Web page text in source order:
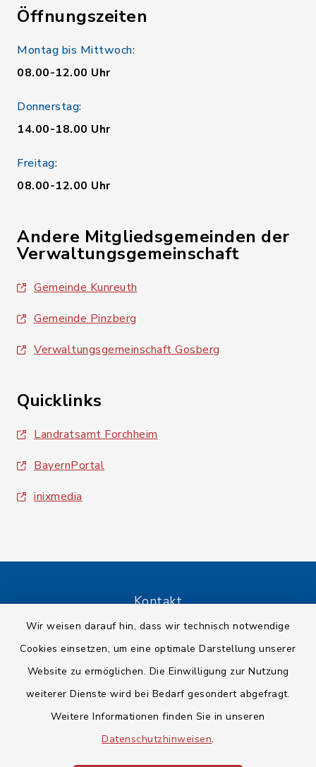
Wir weisen darauf hin, dass wir technisch notwendige
Cookies einsetzen, um eine optimale Darstellung unserer
Website zu ermöglichen. Die Einwilligung zur Nutzung
weiterer Dienste wird bei Bedarf gesondert abgefragt.
Weitere Informationen finden Sie in unseren
Datenschutzhinweisen.
Öffnungszeiten
Montag bis Mittwoch:
08.00-12.00 Uhr
Donnerstag:
14.00-18.00 Uhr
Freitag:
08.00-12.00 Uhr
Andere Mitgliedsgemeinden der
Verwaltungsgemeinschaft
Gemeinde Kunreuth
Gemeinde Pinzberg
Verwaltungsgemeinschaft Gosberg
Quicklinks
Landratsamt Forchheim
BayernPortal
inixmedia
Kontakt
Datenschutz
Impressum
Sitemap